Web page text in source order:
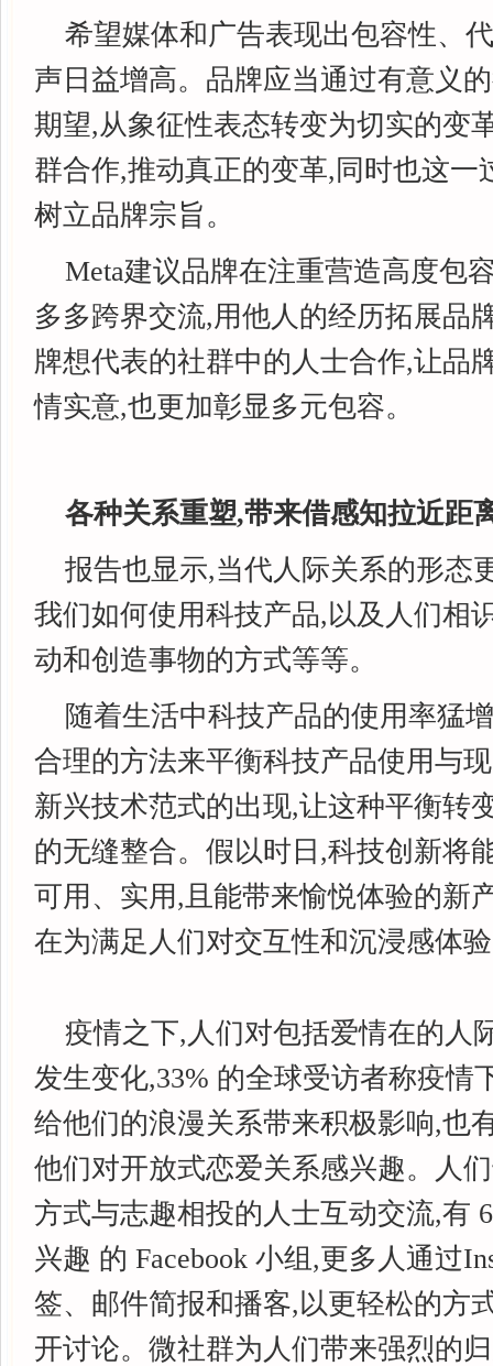
希望媒体和广告表现出包容性、
声日益增高。品牌应当通过有意义
期望,从象征性表态转变为切实的变
群合作,推动真正的变革,同时也这一
树立品牌宗旨。
Meta建议品牌在注重营造高度包
多多跨界交流,用他人的经历拓展品
牌想代表的社群中的人士合作,让品
情实意,也更加彰显多元包容。
各种关系重塑,带来借感知拉近距
报告也显示,当代人际关系的形态
我们如何使用科技产品,以及人们相
动和创造事物的方式等等。
随着生活中科技产品的使用率猛
合理的方法来平衡科技产品使用与
新兴技术范式的出现,让这种平衡转
的无缝整合。假以时日,科技创新将
可用、实用,且能带来愉悦体验的新
在为满足人们对交互性和沉浸感体
疫情之下,人们对包括爱情在的人
发生变化,33% 的全球受访者称疫情
给他们的浪漫关系带来积极影响,也
他们对开放式恋爱关系感兴趣。人
方式与志趣相投的人士互动交流,有
兴趣 的 Facebook 小组,更多人通过
签、邮件简报和播客,以更轻松的方
开讨论。微社群为人们带来强烈的